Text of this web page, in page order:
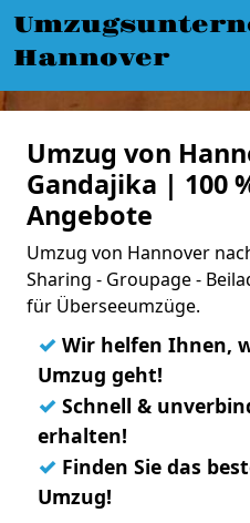
Hannover
Umzug von
Gandajika | 100
Angebote
Umzug von Hannover
Sharing - Groupage -
für Überseeumzüge.
✓ Wir helfen Ihnen,
Umzug geht!
✓ Schnell &
erhalten!
✓ Finden Sie das
Umzug!